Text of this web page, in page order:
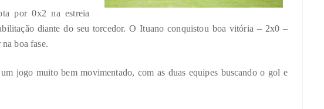
por 0x2 na estreia
diante do seu torcedor. O Ituano conquistou boa vitória – 2x0 –
boa fase.
jogo muito bem movimentado, com as duas equipes buscando o gol e